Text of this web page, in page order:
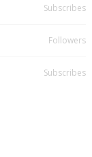
Subscribes
Followers
Subscribes